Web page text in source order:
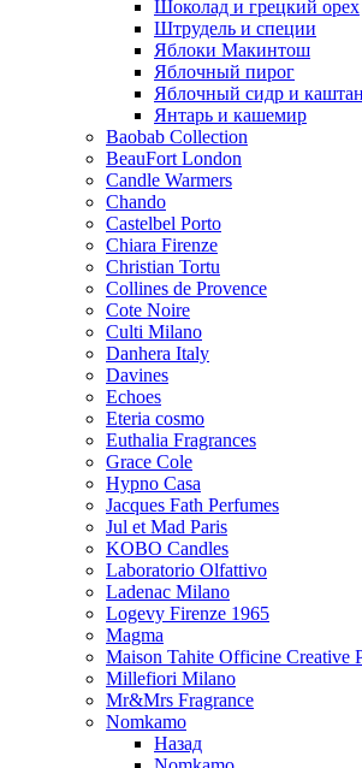
Шоколад и грецкий орех
Штрудель и специи
Яблоки Макинтош
Яблочный пирог
Яблочный сидр и
Янтарь и кашемир
Baobab Collection
BeauFort London
Candle Warmers
Chando
Castelbel Porto
Chiara Firenze
Christian Tortu
Collines de Provence
Cote Noire
Culti Milano
Danhera Italy
Davines
Echoes
Eteria cosmo
Euthalia Fragrances
Grace Cole
Hypno Casa
Jacques Fath Perfumes
Jul et Mad Paris
KOBO Candles
Laboratorio Olfattivo
Ladenac Milano
Logevy Firenze 1965
Magma
Maison Tahite Officine Creative
Millefiori Milano
Mr&Mrs Fragrance
Nomkamo
Назад